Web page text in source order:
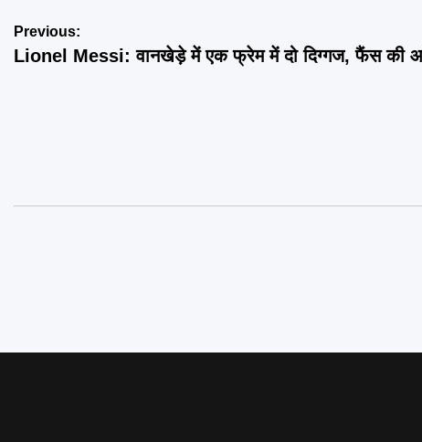
Post
navigation
Previous:
Lionel Messi: वानखेड़े में एक फ्रेम में दो दिग्गज, फैंस की